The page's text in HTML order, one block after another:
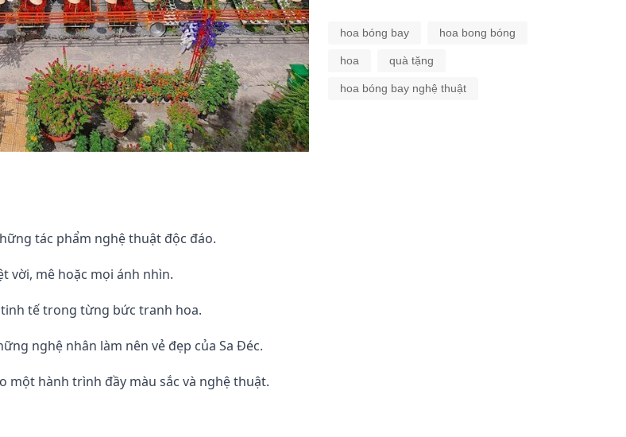
tác phẩm nghệ thuật độc đáo.
vời, mê hoặc mọi ánh nhìn.
tế trong từng bức tranh hoa.
nghệ nhân làm nên vẻ đẹp của Sa Đéc.
một hành trình đầy màu sắc và nghệ thuật.
hoa bóng bay hoa bong bóng
hoa quà tặng
hoa bóng bay nghệ thuật